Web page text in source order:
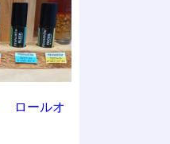
ロールオ